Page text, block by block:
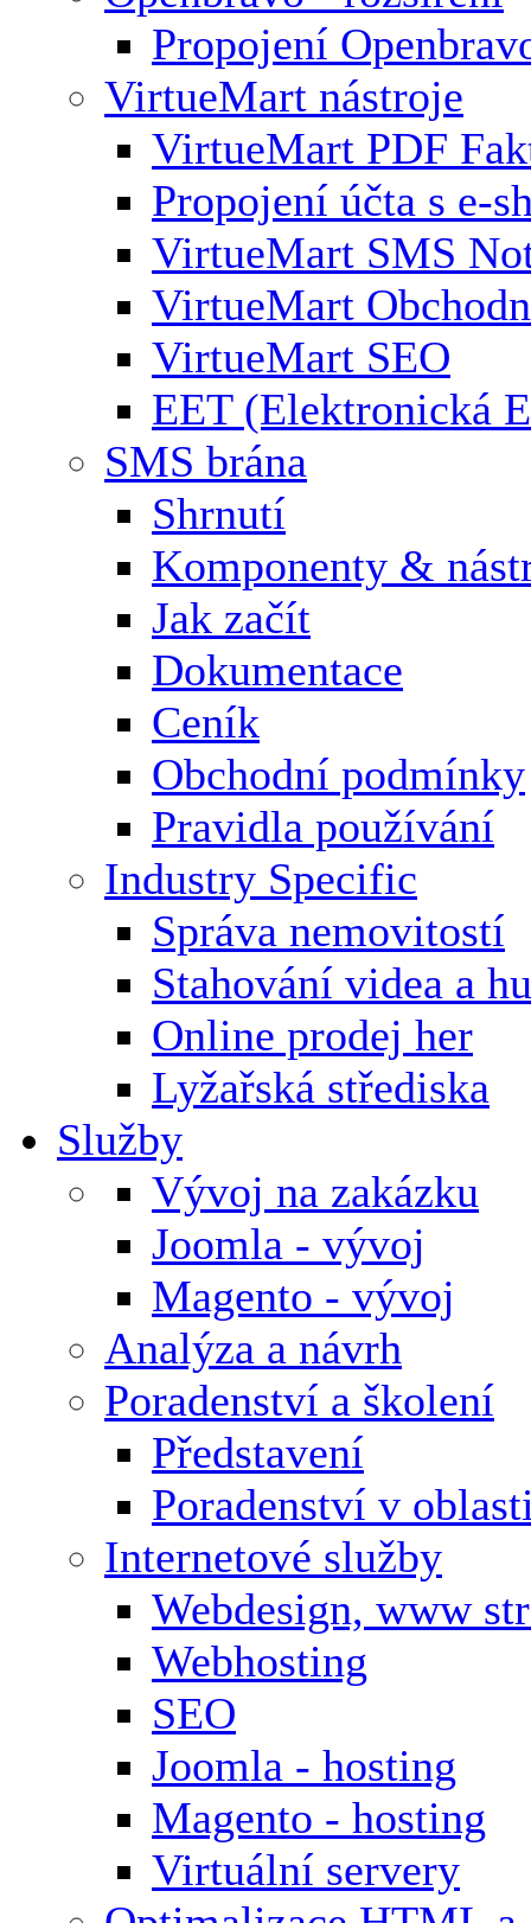
Propojení
VirtueMart nástroje
VirtueMart PDF
Propojení účta s e-
VirtueMart SMS
VirtueMart
VirtueMart SEO
EET (Elektronická
SMS brána
Shrnutí
Komponenty &
Jak začít
Dokumentace
Ceník
Obchodní podmínky
Pravidla používání
Industry Specific
Správa nemovitostí
Stahování videa a
Online prodej her
Lyžařská střediska
Služby
Vývoj na zakázku
Joomla - vývoj
Magento - vývoj
Analýza a návrh
Poradenství a školení
Představení
Poradenství v
Internetové služby
Webdesign, www
Webhosting
SEO
Joomla - hosting
Magento - hosting
Virtuální servery